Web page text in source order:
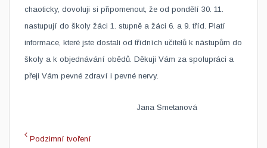
chaoticky, dovoluji si připomenout, že od pondělí 30. 11.
nastupují do školy žáci 1. stupně a žáci 6. a 9. tříd. Platí
informace, které jste dostali od třídních učitelů k nástupům do
školy a k objednávání obědů. Děkuji Vám za spolupráci a
přeji Vám pevné zdraví i pevné nervy.
Jana Smetanová
Podzimní tvoření